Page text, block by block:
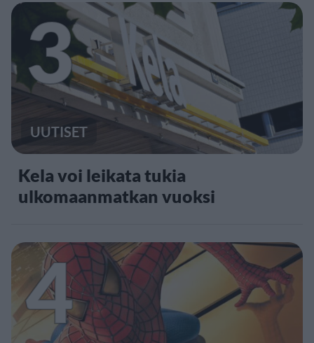
3
UUTISET
Kela voi leikata tukia
ulkomaanmatkan vuoksi
4